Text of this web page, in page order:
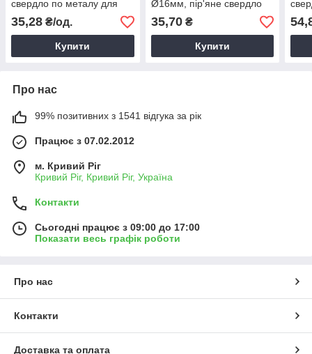
свердло по металу для
електромонтажних робіт
35,28 ₴/од.
Купити
Ø16мм, пір'яне свердло
для дрелі, свердло для
работи по дереву
35,70₴
Купити
Про нас
99% позитивних з 1541 відгука за рік
Працює з 07.02.2012
м. Кривий Ріг
Кривий Ріг, Кривий Ріг, Україна
Контакти
Сьогодні працює з 09:00 до 17:00
Показати весь графік роботи
Про нас
Контакти
Доставка та оплата